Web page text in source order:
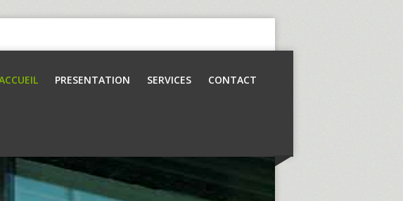
PRESENTATION SERVICES CONTACT